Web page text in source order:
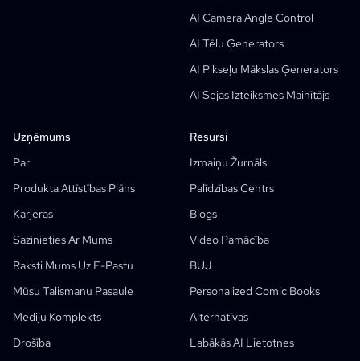
AI Camera Angle Control
AI Tēlu Ģenerators
AI Pikseļu Mākslas Ģenerators
AI Sejas Izteiksmes Mainītājs
Uzņēmums
Par
Produkta Attīstības Plāns
Karjeras
Sazinieties Ar Mums
Raksti Mums Uz E-Pastu
Mūsu Talismanu Pasaule
Mediju Komplekts
Drošība
Resursi
Izmaiņu Žurnāls
Palīdzības Centrs
Blogs
Video Pamācība
BUJ
Personalized Comic Books
Alternatīvas
Labākās AI Lietotnes
Camera Angle Control
AI Fonu Ģenerators
AI Attēlu Stila Pārnešana
AI Pozu Ģenerators
AI Tēlu Ģenerators
AI Rakstzīmju Dizains
AI Anime Ģenerators
AI Comic Factory
Bērnu Bilžu Grāmatu Radītājs